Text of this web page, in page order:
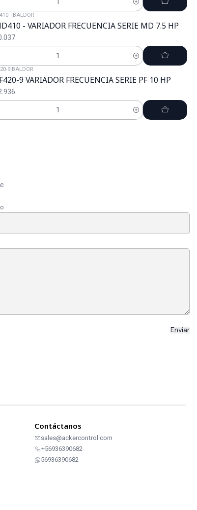
-|BALDOR
- VARIADOR FRECUENCIA SERIE MD 7.5 HP
9|BALDOR
9 VARIADOR FRECUENCIA SERIE PF 10 HP
Contáctanos
sales@ackercontrol.com
+56936390682
56936390682